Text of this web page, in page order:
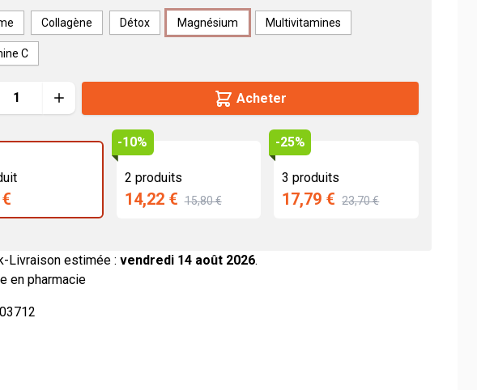
Jambes lourdes
Détoxifiants
Protéines végétales
Collagène Détox Magnésium Multivitamines
C
Acheter
-10%
2 produits
14,22 € 15,80 €
-25%
3 produits
17,79 € 23,70 €
-Livraison estimée : vendredi 14 août 2026.
en pharmacie